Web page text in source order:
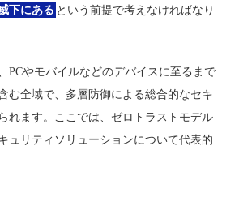
下にある という前提で考えなければなり
PCやモバイルなどのデバイスに至るまで
む全域で、多層防御による総合的なセキ
れます。ここでは、ゼロトラストモデル
ュリティソリューションについて代表的